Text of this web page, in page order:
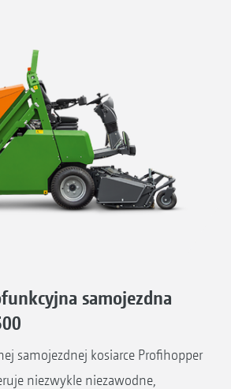
samojezdna
samojezdnej kosiarce Profihopper
niezwykle niezawodne,